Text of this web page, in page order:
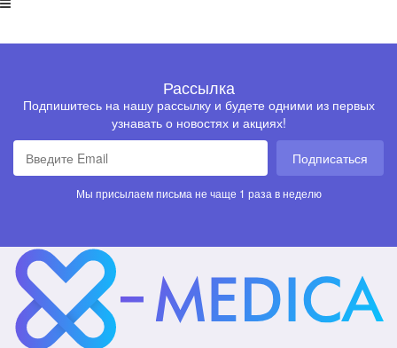
Рассылка
Подпишитесь на нашу рассылку и будете одними из первых
узнавать о новостях и акциях!
Подписаться
Мы присылаем письма не чаще 1 раза в неделю